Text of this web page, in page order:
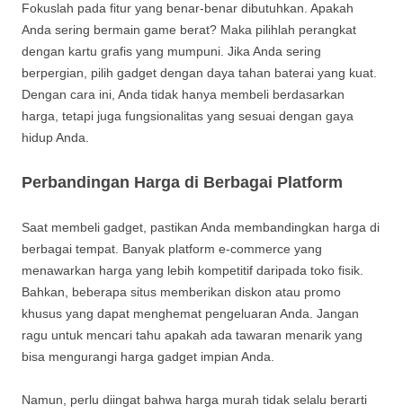
Fokuslah pada fitur yang benar-benar dibutuhkan. Apakah
Anda sering bermain game berat? Maka pilihlah perangkat
dengan kartu grafis yang mumpuni. Jika Anda sering
berpergian, pilih gadget dengan daya tahan baterai yang kuat.
Dengan cara ini, Anda tidak hanya membeli berdasarkan
harga, tetapi juga fungsionalitas yang sesuai dengan gaya
hidup Anda.
Perbandingan Harga di Berbagai Platform
Saat membeli gadget, pastikan Anda membandingkan harga di
berbagai tempat. Banyak platform e-commerce yang
menawarkan harga yang lebih kompetitif daripada toko fisik.
Bahkan, beberapa situs memberikan diskon atau promo
khusus yang dapat menghemat pengeluaran Anda. Jangan
ragu untuk mencari tahu apakah ada tawaran menarik yang
bisa mengurangi harga gadget impian Anda.
Namun, perlu diingat bahwa harga murah tidak selalu berarti